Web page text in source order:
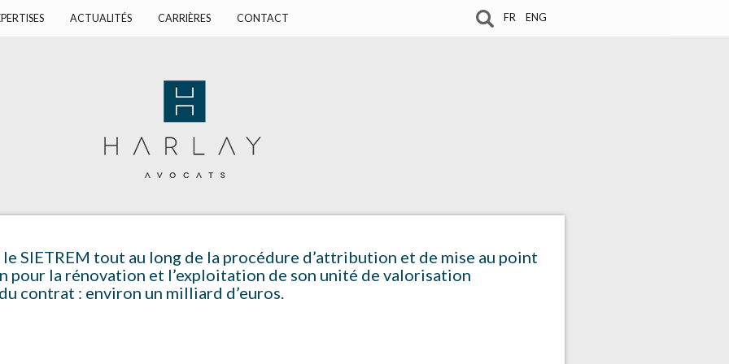
ACTUALITÉS CARRIÈRES CONTACT FR ENG
SIETREM tout au long de la procédure d’attribution et de mise au point
pour la rénovation et l’exploitation de son unité de valorisation
contrat : environ un milliard d’euros.